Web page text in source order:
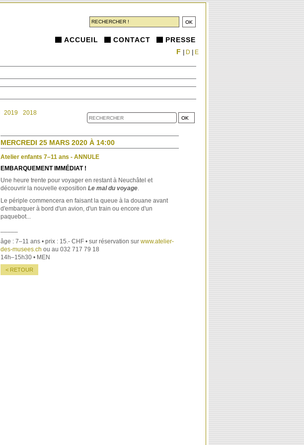
ACCUEIL CONTACT PRESSE
2019
2018
MERCREDI 25 MARS 2020 À 14:00
Atelier enfants 7–11 ans - ANNULE
EMBARQUEMENT IMMÉDIAT !
Une heure trente pour voyager en restant à Neuchâtel et
découvrir la nouvelle exposition Le mal du voyage.
Le périple commencera en faisant la queue à la douane avant
d'embarquer à bord d'un avion, d'un train ou encore d'un
paquebot...
âge : 7–11 ans • prix : 15.- CHF • sur réservation sur www.atelier-
des-musees.ch ou au 032 717 79 18
14h–15h30 • MEN
< RETOUR
F D E